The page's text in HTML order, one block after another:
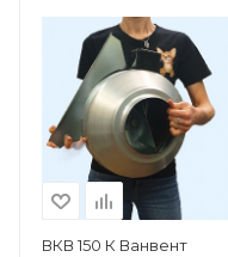
ВКВ 150 К Ванвент